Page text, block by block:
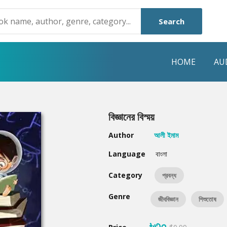
Search
HOME
Humayun Ahmed
Mouri Morium
বিজ্ঞানের বিস্ময়
Author
আলী ইমাম
Language
বাংলা
Category প্রবন্ধ
Genre জীববিজ্ঞান শিশুতোষ